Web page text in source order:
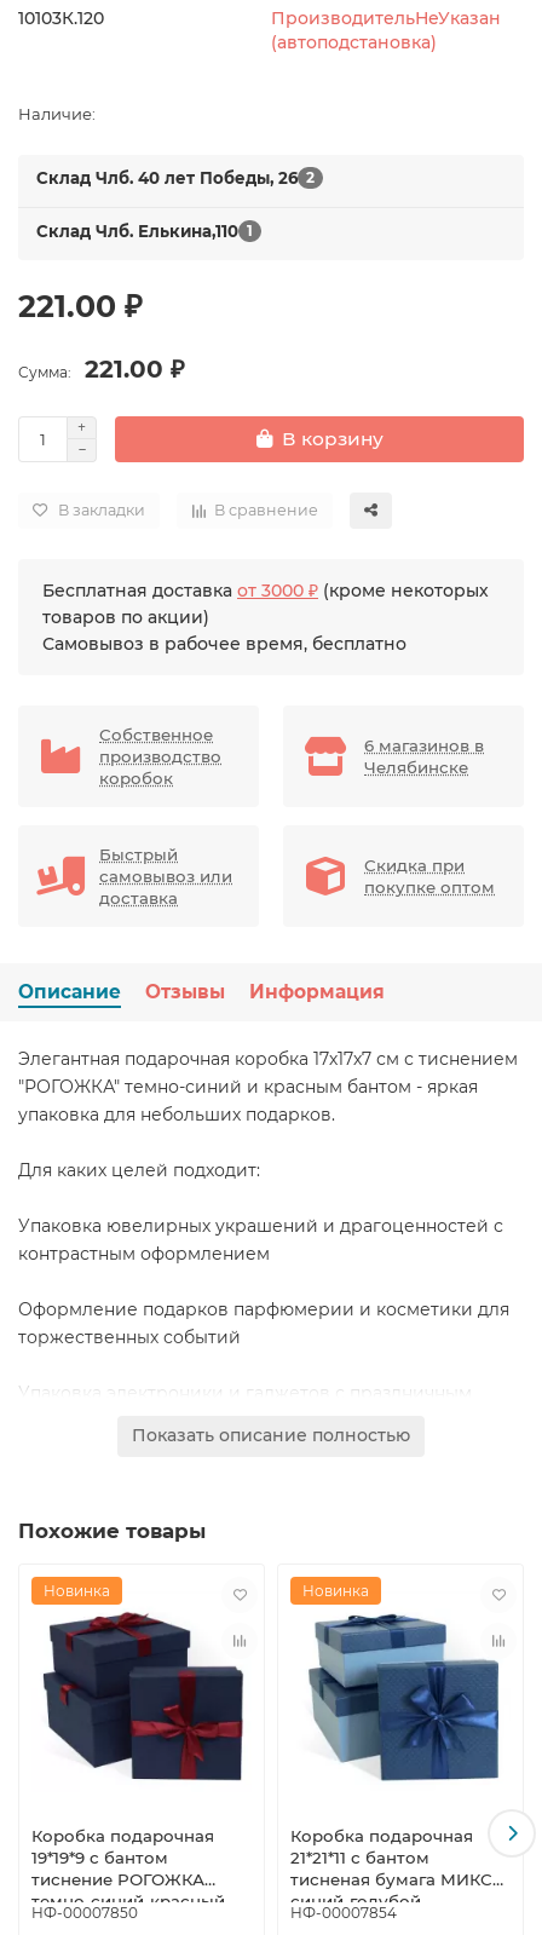
10103К.120
ПроизводительНеУказан
(автоподстановка)
Наличие:
Склад Члб. 40 лет Победы, 26 2
Склад Члб. Елькина,110 1
221.00 ₽
Сумма: 221.00 ₽
В корзину
В закладки В сравнение
Бесплатная доставка от 3000 ₽ (кроме некоторых
товаров по акции)
Самовывоз в рабочее время, бесплатно
Собственное
производство
коробок
6 магазинов в
Челябинске
Быстрый
самовывоз или
доставка
Скидка при
покупке оптом
Описание Отзывы Информация
Элегантная подарочная коробка 17х17х7 см с тиснением
"РОГОЖКА" темно-синий и красным бантом - яркая
упаковка для небольших подарков.
Для каких целей подходит:
Упаковка ювелирных украшений и драгоценностей с
контрастным оформлением
Оформление подарков парфюмерии и косметики для
торжественных событий
Упаковка электроники и гаджетов с праздничным
Красивое оформление подарков с ярким
Показать описание полностью
Похожие товары
Новинка
Коробка подарочная
19*19*9 с бантом
тиснение РОГОЖКА
темно-синий-красный
бант
НФ-00007850
Новинка
Коробка подарочная
21*21*11 с бантом
тисненая бумага МИКС
синий-голубой
НФ-00007854